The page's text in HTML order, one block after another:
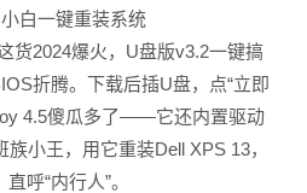
白一键重装系统
货2024爆火，U盘版v3.2一键搞
折腾。下载后插U盘，点“立即
4.5傻瓜多了——它还内置驱动
小王，用它重装Dell XPS 13，
呼“内行人”。